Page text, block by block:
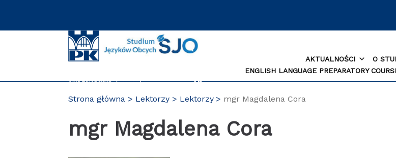
AKTUALNOŚCI O
ENGLISH LANGUAGE PREPARATORY
Strona główna Lektorzy Lektorzy mgr Magdalena Cora
mgr Magdalena Cora